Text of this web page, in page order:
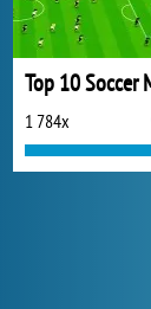
1 784x